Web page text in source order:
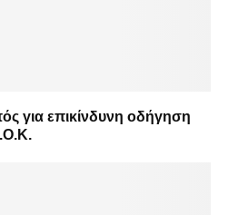
για επικίνδυνη οδήγηση